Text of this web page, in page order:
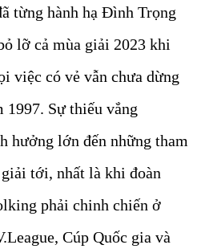
từng hành hạ Đình Trọng
lỡ cả mùa giải 2023 khi
việc có vẻ vẫn chưa dừng
Sự thiếu vắng
hưởng lớn đến những tham
tới, nhất là khi đoàn
phải chinh chiến ở
Cúp Quốc gia và